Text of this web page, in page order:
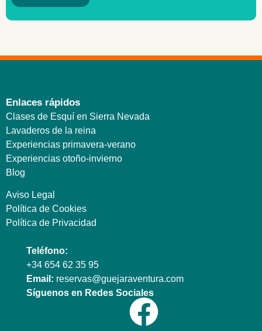
Enlaces rápidos
Clases de Esquí en Sierra Nevada
Lavaderos de la reina
Experiencias primavera-verano
Experiencias otoño-invierno
Blog
Aviso Legal
Política de Cookies
Política de Privacidad
Teléfono:
+34 654 62 35 95
Email: reservas@guejaraventura.com
Síguenos en Redes Sociales